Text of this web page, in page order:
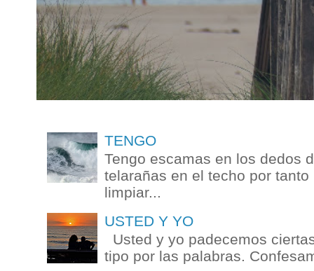
TENGO
Tengo escamas en los dedos
telarañas en el techo por
limpiar...
USTED Y YO
Usted y yo padecemos
tipo por las palabras.